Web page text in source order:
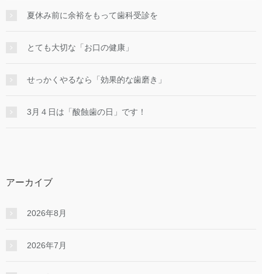
夏休み前に余裕をもって歯科受診を
とても大切な「お口の健康」
せっかくやるなら「効果的な⻭磨き」
3月４日は「酸蝕歯の日」です！
アーカイブ
2026年8月
2026年7月